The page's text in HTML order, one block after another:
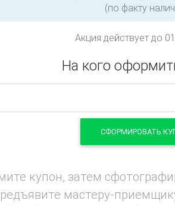
(по факту
Акция действует до
На кого
СФОРМИРОВАТЬ
купон, затем
мастеру-